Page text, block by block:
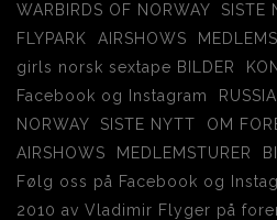
WARBIRDS OF NORWAY SISTE
FLYPARK AIRSHOWS
girls norsk sextape BILDER
Facebook og Instagram
NORWAY SISTE NYTT OM
AIRSHOWS MEDLEMSTURER
Følg oss på Facebook og
2010 av Vladimir Flyger på